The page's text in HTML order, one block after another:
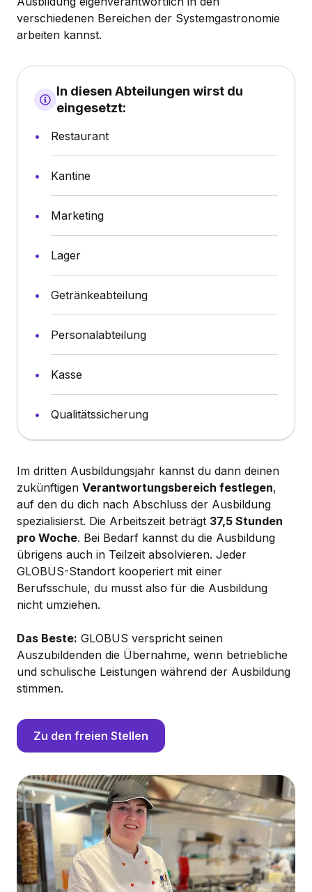
verschiedenen Bereichen der Systemgastronomie
arbeiten kannst.
In diesen Abteilungen wirst du
eingesetzt:
Restaurant
Kantine
Marketing
Lager
Getränkeabteilung
Personalabteilung
Kasse
Qualitätssicherung
Im dritten Ausbildungsjahr kannst du dann deinen
zukünftigen Verantwortungsbereich festlegen,
auf den du dich nach Abschluss der Ausbildung
spezialisierst. Die Arbeitszeit beträgt 37,5 Stunden
pro Woche. Bei Bedarf kannst du die Ausbildung
übrigens auch in Teilzeit absolvieren. Jeder
GLOBUS-Standort kooperiert mit einer
Berufsschule, du musst also für die Ausbildung
nicht umziehen.
Das Beste: GLOBUS verspricht seinen
Auszubildenden die Übernahme, wenn betriebliche
und schulische Leistungen während der Ausbildung
stimmen.
Zu den freien Stellen